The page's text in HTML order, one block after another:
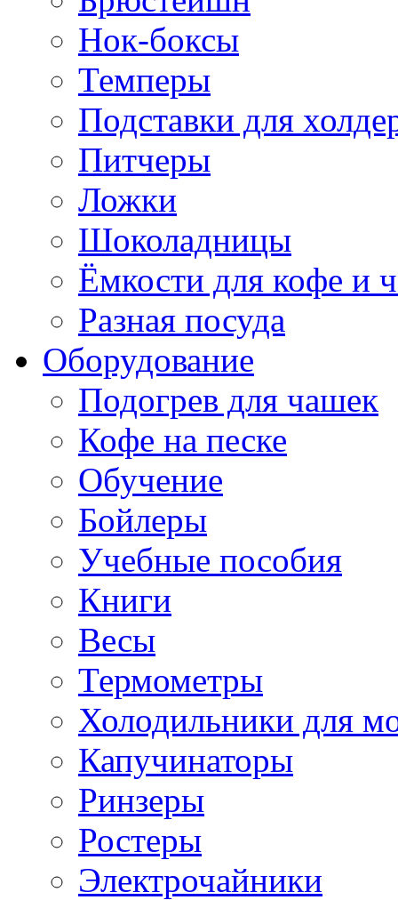
Нок-боксы
Темперы
Подставки для
Питчеры
Ложки
Шоколадницы
Ёмкости для кофе и
Разная посуда
Оборудование
Подогрев для чашек
Кофе на песке
Обучение
Бойлеры
Учебные пособия
Книги
Весы
Термометры
Холодильники для
Капучинаторы
Ринзеры
Ростеры
Электрочайники